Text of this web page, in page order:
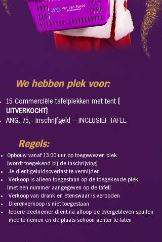
We hebben plek voor:
15 Commerciële tafelplekken met tent
UITVERKOCHT)
ANG. 75,- inschrijfgeld – INCLUSIEF TAFEL
Regels:
Opbouw vanaf 13:00 uur op toegewezen plek
(wordt toegekend bij de inschrijving)
Je dient geluidsoverlast te vermijden
Verkoop is alleen toegestaan op de toegekende plek
(met een nummer aangegeven op de tafel)
Verkoop van drank en etenswaar is verboden
Dierenverkoop is niet toegestaan
Iedere deelnemer dient na afloop de overgebleven spullen
mee te nemen en de plaats schoon achter te laten